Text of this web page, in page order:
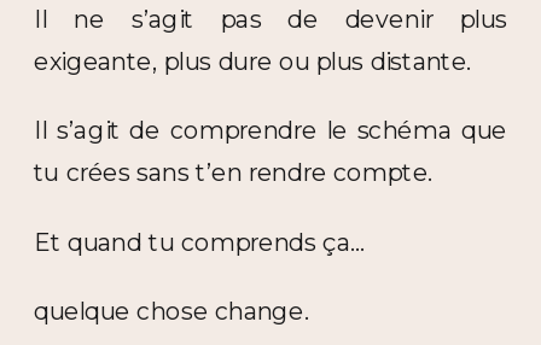
Il ne s’agit pas de devenir plus
exigeante, plus dure ou plus distante.
Il s’agit de comprendre le schéma que
tu crées sans t’en rendre compte.
Et quand tu comprends ça…
quelque chose change.